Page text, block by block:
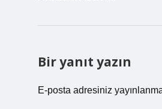
Bir yanıt yazın
E-posta adresiniz